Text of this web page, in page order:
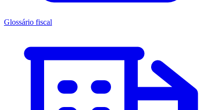
Glossário fiscal